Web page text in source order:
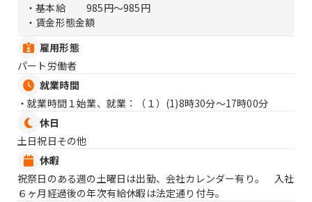
・基本給
985円〜985円
・賃金形態金額
雇用形態
パート労働者
就業時間
・就業時間１始業、就業：（１） (1)8時30分〜17時00分
休日
土日祝日その他
休暇
祝祭日のある週の土曜日は出勤、会社カレンダー有り。 入社
６ヶ月経過後の年次有給休暇は法定通り付与。